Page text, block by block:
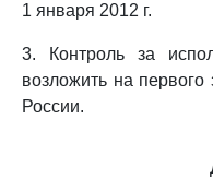
1 января 2012 г.
3. Контроль за
возложить на
России.